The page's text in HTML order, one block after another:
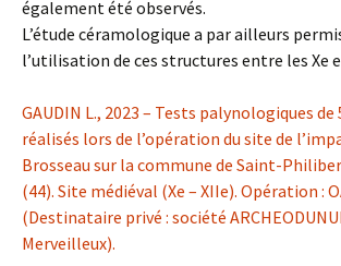
également été observés.
L’étude céramologique a par ailleurs
l’utilisation de ces structures entre les Xe
GAUDIN L., 2023 – Tests palynologiques
réalisés lors de l’opération du site de
Brosseau sur la commune de Saint-
(44). Site médiéval (Xe – XIIe). Opération :
(Destinataire privé : société
Merveilleux).